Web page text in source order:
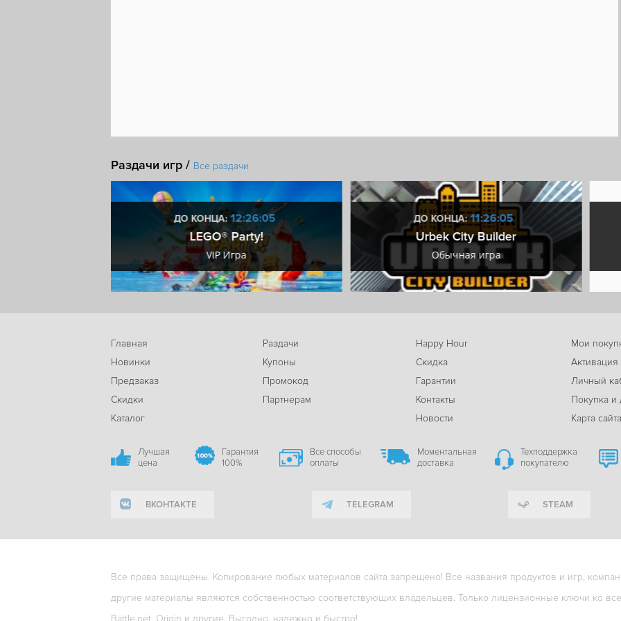
Раздачи игр / Все раздачи
ДО КОНЦА:12:26:04
LEGO® Party!
VIP Игра
ДО КОНЦА:11:26:04
Urbek City Builder
Обычная игра
Главная
Новинки
Предзаказ
Скидки
Каталог
Раздачи
Купоны
Промокод
Партнерам
Happy Hour
Скидка
Гарантии
Контакты
Новости
Мои
Активация
Личный
Покупка и
Карта сайта
Лучшая
цена
Гарантия
100%
Все способы
оплаты
Моментальная
доставка
Техподдержка
покупателю
ВКОНТАКТЕ TELEGRAM STEAM
Все права защищены. Копирование любых материалов сайта запрещено! Все названия продуктов и игр,
другие материалы являются собственностью соответствующих владельцев. Только лицензионные ключи ко
Battle.net, Origin и другие. Выгодно, надежно и быстро!